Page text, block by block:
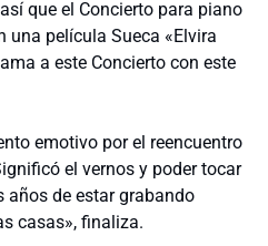
que el Concierto para piano
una película Sueca «Elvira
a este Concierto con este
emotivo por el reencuentro
el vernos y poder tocar
años de estar grabando
casas», finaliza.